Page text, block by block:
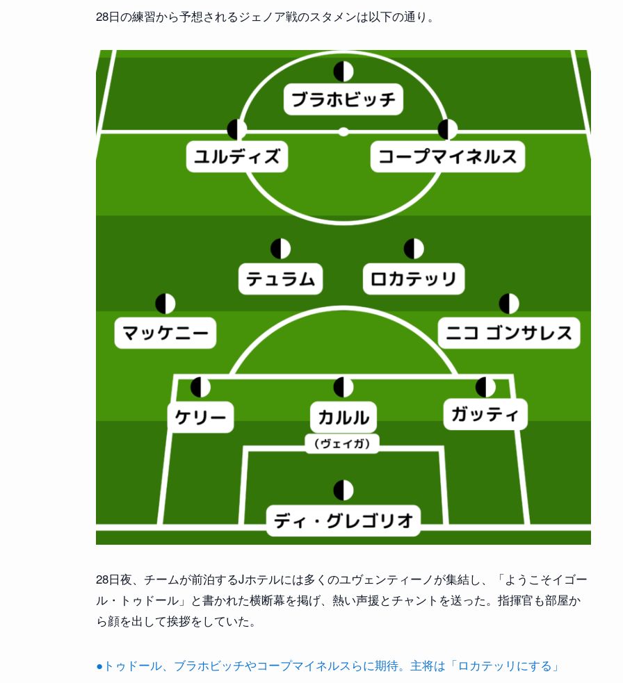
28日の練習から予想されるジェノア戦のスタメンは以下の通り。
28日夜、チームが前泊するJホテルには多くのユヴェンティーノが集結し、「ようこそイゴー
ル・トゥドール」と書かれた横断幕を掲げ、熱い声援とチャントを送った。指揮官も部屋か
ら顔を出して挨拶をしていた。
●トゥドール、ブラホビッチやコープマイネルスらに期待。主将は「ロカテッリにする」